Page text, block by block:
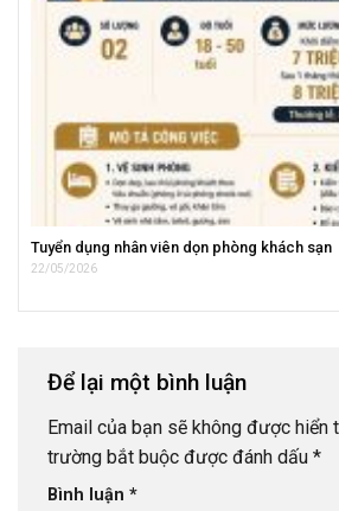
Tuyển dụng nhân viên dọn phòng khách sạn
22/05/2026
Để lại một bình luận
Email của bạn sẽ không được hiển
trường bắt buộc được đánh dấu *
Bình luận *